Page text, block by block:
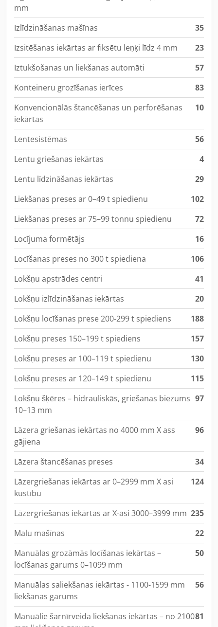
mm
Izlīdzināšanas mašīnas
35
Izsitēšanas iekārtas ar fiksētu leņķi līdz 4 mm
23
Iztukšošanas un liekšanas automāti
57
Konteineru grozīšanas ierīces
83
Konvencionālās štancēšanas un perforēšanas
iekārtas
10
Lentesistēmas
56
Lentu griešanas iekārtas
4
Lentu līdzināšanas iekārtas
29
Liekšanas preses ar 0–49 t spiedienu
102
Liekšanas preses ar 75–99 tonnu spiedienu
72
Locījuma formētājs
16
Locīšanas preses no 300 t spiediena
106
Lokšņu apstrādes centri
41
Lokšņu izlīdzināšanas iekārtas
20
Lokšņu locīšanas prese 200-299 t spiediens
188
Lokšņu preses 150–199 t spiediens
157
Lokšņu preses ar 100–119 t spiedienu
130
Lokšņu preses ar 120–149 t spiedienu
115
Lokšņu šķēres – hidrauliskās, griešanas biezums
10–13 mm
97
Lāzera griešanas iekārtas no 4000 mm X ass
gājiena
96
Lāzera štancēšanas preses
34
Lāzergriešanas iekārtas ar 0–2999 mm X asi
kustību
124
Lāzergriešanas iekārtas ar X-asi 3000–3999 mm 235
Malu mašīnas
22
Manuālas grozāmās locīšanas iekārtas –
locīšanas garums 0–1099 mm
50
Manuālas saliekšanas iekārtas - 1100-1599 mm
liekšanas garums
56
Manuālie šarnīrveida liekšanas iekārtas – no 210081